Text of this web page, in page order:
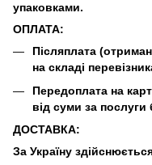
упаковками.
ОПЛАТА:
Післяплата
на складі
Передоплата на
від суми за послуги
ДОСТАВКА:
За Україну